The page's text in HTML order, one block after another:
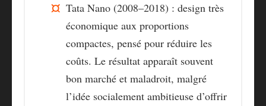
Tata Nano (2008–2018) : design très
économique aux proportions
compactes, pensé pour réduire les
coûts. Le résultat apparaît souvent
bon marché et maladroit, malgré
l’idée socialement ambitieuse d’offrir